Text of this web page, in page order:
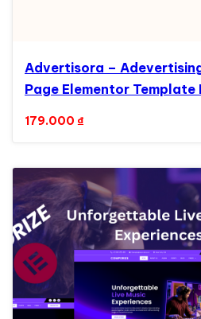
Advertisora –
Page Elementor Template
179.000 ₫